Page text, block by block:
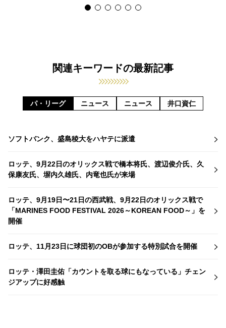
関連キーワードの最新記事
パ・リーグ ニュース ニュース 井口資仁
ソフトバンク、盛島稜大をハヤテに派遣
ロッテ、9月22日のオリックス戦で橋本将氏、渡辺俊介氏、久
保康友氏、塀内久雄氏、内竜也氏が来場
ロッテ、9月19日〜21日の西武戦、9月22日のオリックス戦で
「MARINES FOOD FESTIVAL 2026～KOREAN FOOD～」を
開催
ロッテ、11月23日に球団初のOBが参加する特別試合を開催
ロッテ・澤田圭佑「カウントを取る球にもなっている」チェン
ジアップに好感触